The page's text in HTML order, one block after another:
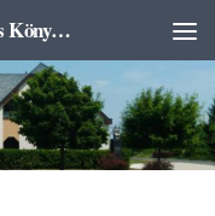
Tát Város Önkormányzat Kultúrház és Könyvtár